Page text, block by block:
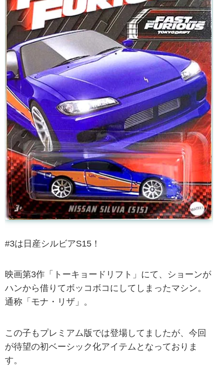
#3は日産シルビアS15！
映画第3作「トーキョードリフト」にて、ショーンが
ハンから借りてボッコボコにしてしまったマシン。
通称「モナ・リザ」。
この子もプレミアム版では登場してましたが、今回
が待望の初ベーシック化アイテムとなっておりま
す。